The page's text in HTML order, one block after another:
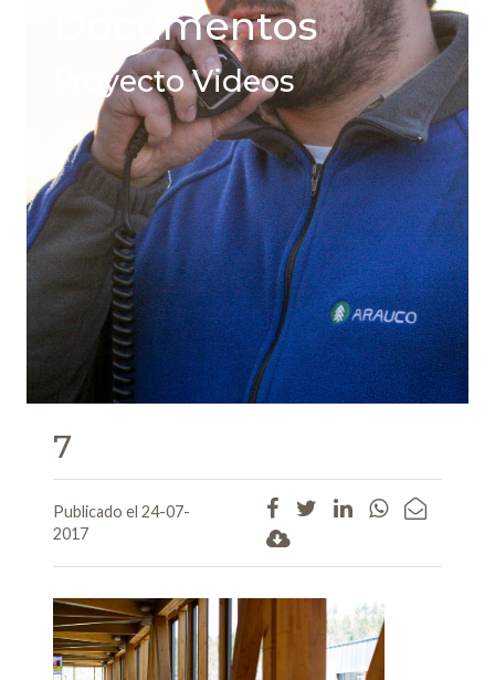
Documentos
Proyecto Videos
7
Publicado el 24-07-
2017